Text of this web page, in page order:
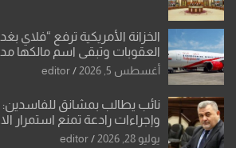
الخزانة الأمريكية ترفع “فلاي
العقوبات وتبقي اسم مالكها
أغسطس 5, 2026 editor
نائب يطالب بمشانق للفاسدين:
وإجراءات رادعة تمنع استمرار
العام”.
يوليو 28, 2026 editor